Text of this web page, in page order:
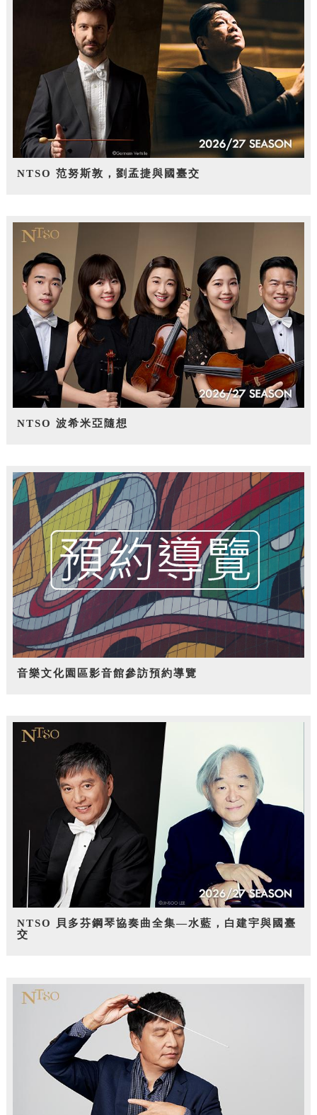
NTSO 范努斯敦，劉孟捷與國臺交
NTSO 波希米亞隨想
音樂文化園區影音館參訪預約導覽
NTSO 貝多芬鋼琴協奏曲全集—水藍，白建宇與國臺
交